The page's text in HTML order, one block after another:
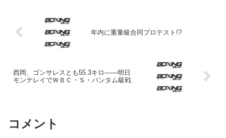
年内に重量級合同プロテスト!?
西岡、ゴンサレスとも55.3キロ――明日
モンテレイでＷＢＣ・Ｓ・バンタム級戦
コメント